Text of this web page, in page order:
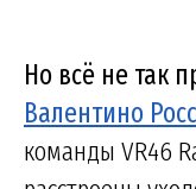
Но всё не так
Валентино
команды VR46